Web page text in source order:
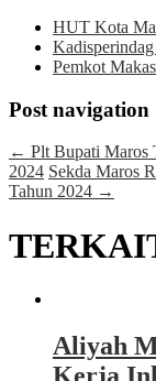
HUT Kota
Pemkot
Post navigation
← Plt Bupati Maros
2024 Sekda Maros
Tahun 2024 →
Aliyah